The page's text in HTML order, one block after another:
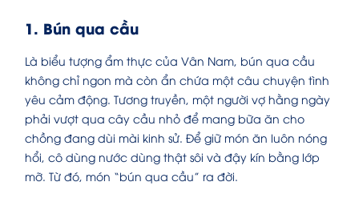
1. Bún qua cầu
Là biểu tượng ẩm thực của Vân Nam, bún qua cầu
không chỉ ngon mà còn ẩn chứa một câu chuyện tình
yêu cảm động. Tương truyền, một người vợ hằng ngày
phải vượt qua cây cầu nhỏ để mang bữa ăn cho
chồng đang dùi mài kinh sử. Để giữ món ăn luôn nóng
hổi, cô dùng nước dùng thật sôi và đậy kín bằng lớp
mỡ. Từ đó, món “bún qua cầu” ra đời.